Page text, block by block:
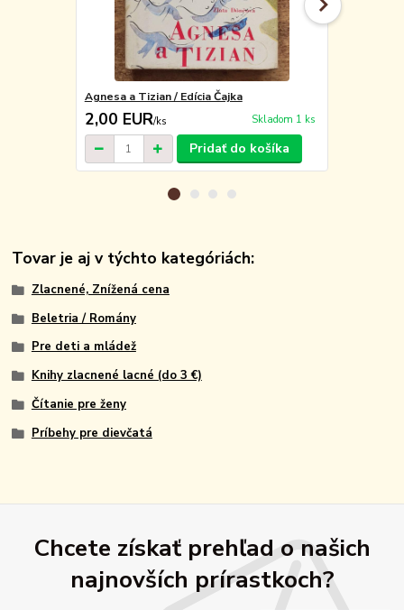
Agnesa a Tizian / Edícia Čajka
2,00 EUR/ks Skladom 1 ks
Pridať do košíka
Tovar je aj v týchto kategóriách:
Zlacnené, Znížená cena
Beletria / Romány
Pre deti a mládež
Knihy zlacnené lacné (do 3 €)
Čítanie pre ženy
Príbehy pre dievčatá
Chcete získať prehľad o našich
najnovších prírastkoch?